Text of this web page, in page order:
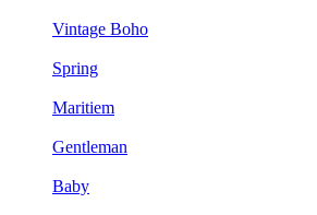
Vintage Boho
Spring
Maritiem
Gentleman
Baby